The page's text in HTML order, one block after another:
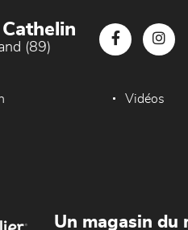
(89)
Vidéos
Un magasin du